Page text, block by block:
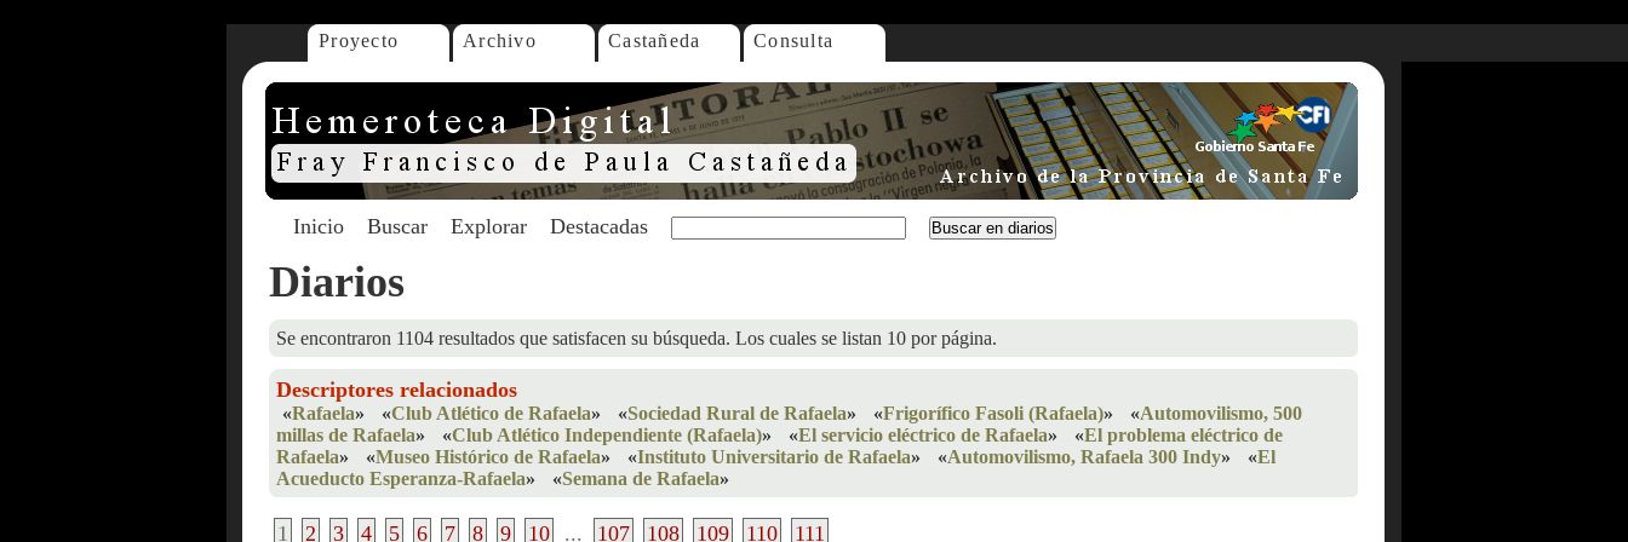
Proyecto Archivo Castañeda Consulta
Inicio Buscar Explorar Destacadas
Diarios
Se encontraron 1104 resultados que satisfacen su búsqueda. Los cuales se listan 10 por página.
Descriptores relacionados
«Rafaela» «Club Atlético de Rafaela» «Sociedad Rural de Rafaela» «Frigorífico Fasoli (Rafaela)» «Automovilismo, 500
millas de Rafaela» «Club Atlético Independiente (Rafaela)» «El servicio eléctrico de Rafaela» «El problema eléctrico de
Rafaela» «Museo Histórico de Rafaela» «Instituto Universitario de Rafaela» «Automovilismo, Rafaela 300 Indy» «El
Acueducto Esperanza-Rafaela» «Semana de Rafaela»
1 2 3 4 5 6 7 8 9 10 ... 107 108 109 110 111